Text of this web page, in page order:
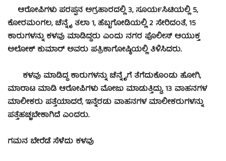
ಆರೋಪಿಗಳು ಪರಪ್ಪನ ಅಗ್ರಹಾರದಲ್ಲಿ 3, ಸೂರ್ಯಸಿಟಿಯಲ್ಲಿ 5,
ಕೋರಮಂಗಲ, ಚೆನ್ನೈ ತಲಾ 1, ಹೆಬ್ಬಗೋಡಿಯಲ್ಲಿ 2 ಸೇರಿದಂತೆ, 15
ಕಾರುಗಳನ್ನು ಕಳವು ಮಾಡಿದ್ದರು ಎಂದು ನಗರ ಪೊಲೀಸ್ ಆಯುಕ್ತ
ಅಲೋಕ್ ಕುಮಾರ್ ಅವರು ಪತ್ರಿಕಾಗೋಷ್ಠಿಯಲ್ಲಿ ತಿಳಿಸಿದರು.
ಕಳವು ಮಾಡಿದ್ದ ಕಾರುಗಳನ್ನು ಚೆನ್ನೈಗೆ ತೆಗೆದುಕೊಂಡು ಹೋಗಿ,
ಮಾರಾಟ ಮಾಡಿ ಆರೋಪಿಗಳು ಮೋಜು ಮಾಡುತ್ತಿದ್ದು, 13 ವಾಹನಗಳ
ಮಾಲೀಕರು ಪತ್ತೆಯಾದರೆ, ಇನ್ನೆರಡು ವಾಹನಗಳ ಮಾಲೀಕರುಗಳನ್ನು
ಪತ್ತೆಹಚ್ಚಬೇಕಾಗಿದೆ ಎಂದರು.
ಗಮನ ಬೇರೆಡೆ ಸೆಳೆದು ಕಳವು